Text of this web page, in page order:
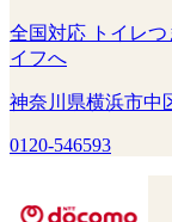
全国対応 トイレ
イフへ
神奈川県横浜市中
0120-546593